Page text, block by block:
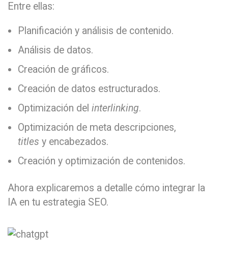
Entre ellas:
Planificación y análisis de contenido.
Análisis de datos.
Creación de gráficos.
Creación de datos estructurados.
Optimización del interlinking.
Optimización de meta descripciones,
titles y encabezados.
Creación y optimización de contenidos.
Ahora explicaremos a detalle cómo integrar la
IA en tu estrategia SEO.